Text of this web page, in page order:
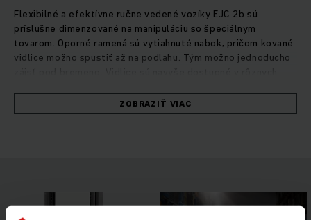
Flexibilné a efektívne ručne vedené vozíky EJC 2b sú
príslušne dimenzované na manipuláciu so špeciálnym
tovarom. Oporné ramená sú vytiahnuté nabok, pričom kované
vidlice možno spustiť až na podlahu. Tým možno jednoducho
následovné: operationCONTROL, varuje obsluhu pri
prekročení zvyškovej nosnosti , a positionCONTROL
sklade. Silným výkonom presviedča aj motor zdvihového
mechanizmu, ktorý je súčasne tichý a v kombinácii s
ZOBRAZIŤ VIAC